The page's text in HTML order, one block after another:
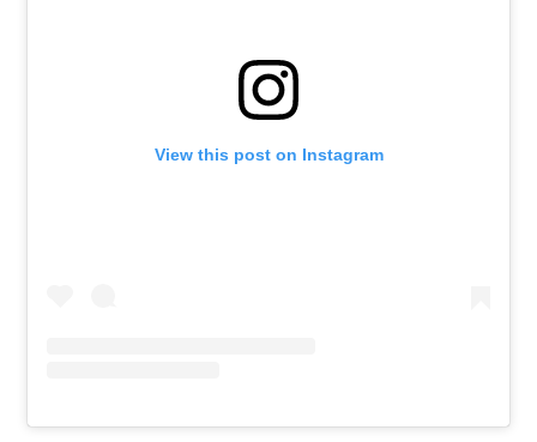
View this post on Instagram